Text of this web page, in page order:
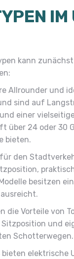
kann
Allrounder und
sind auf
einer
über 24 oder 30
bieten.
den
besitzen
die Vorteile von
Sitzposition und
Schotterwegen.
bieten elektrische